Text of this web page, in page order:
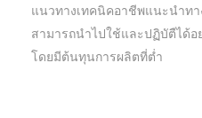
แนวทางเทคนิคอาชีพแนะนำทา
สามารถนำไปใช้และปฏิบัตืได้อ
โดยมีต้นทุนการผลิตที่ต่ำ